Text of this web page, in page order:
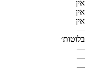
אין
אין
אין
—
בלוטות׳
—
—
—